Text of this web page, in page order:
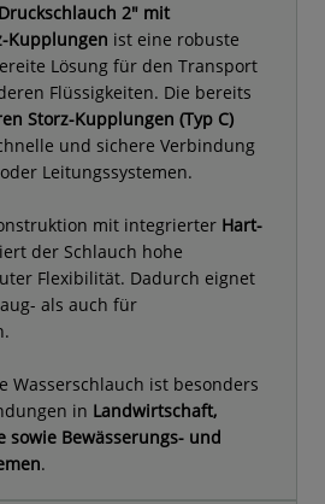
2" mit
Kupplungen ist eine robuste
Lösung für den Transport
Flüssigkeiten. Die bereits
Storz-Kupplungen (Typ C)
und sichere Verbindung
Leitungssystemen.
mit integrierter Hart-
der Schlauch hohe
Flexibilität. Dadurch eignet
als auch für
Wasserschlauch ist besonders
in Landwirtschaft,
sowie Bewässerungs- und
.